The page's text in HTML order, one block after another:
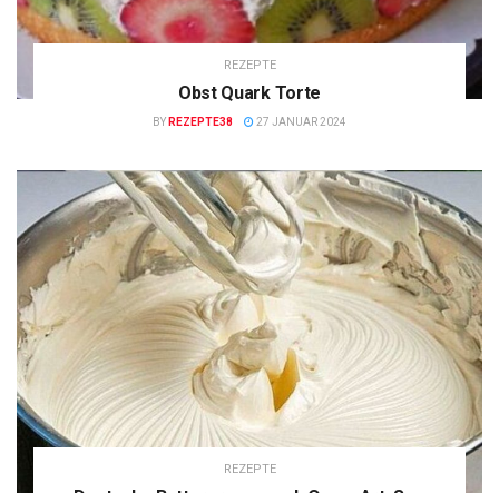
REZEPTE
Obst Quark Torte
BY REZEPTE38 27 JANUAR 2024
REZEPTE